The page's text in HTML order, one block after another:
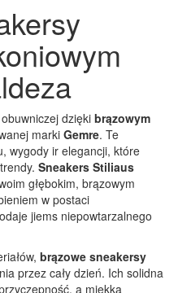
dzięki brązowym
markiGemre. Te
wygody ir elegancji, które
Sneakers Stiliaus
głębokim, brązowym
w postaci
jiems niepowtarzalnego
brązowe sneakersy
przez cały dzień. Ich solidna
a miękka